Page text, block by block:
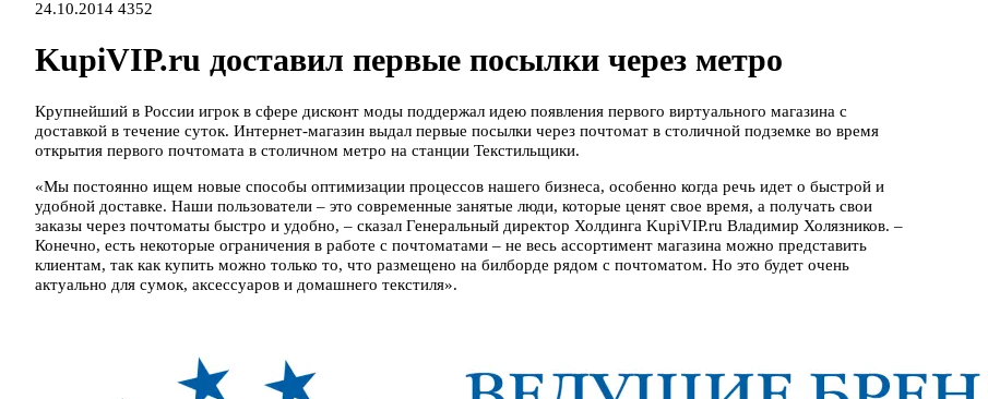
24.10.2014 4352
KupiVIP.ru доставил первые посылки через метро
Крупнейший в России игрок в сфере дисконт моды поддержал идею появления первого виртуального магазина с
доставкой в течение суток. Интернет-магазин выдал первые посылки через почтомат в столичной подземке во время
открытия первого почтомата в столичном метро на станции Текстильщики.
«Мы постоянно ищем новые способы оптимизации процессов нашего бизнеса, особенно когда речь идет о быстрой и
удобной доставке. Наши пользователи – это современные занятые люди, которые ценят свое время, а получать свои
заказы через почтоматы быстро и удобно, – сказал Генеральный директор Холдинга KupiVIP.ru Владимир Холязников. –
Конечно, есть некоторые ограничения в работе с почтоматами – не весь ассортимент магазина можно представить
клиентам, так как купить можно только то, что размещено на билборде рядом с почтоматом. Но это будет очень
актуально для сумок, аксессуаров и домашнего текстиля».